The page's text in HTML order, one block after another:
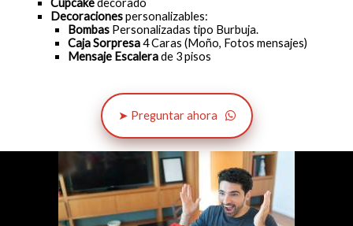
Decoracionespersonalizables:
BombasPersonalizadas tipo Burbuja.
Caja Sorpresa4 Caras (Moño, Fotos mensajes)
Mensaje Escalerade 3 pisos
➤ Preguntar ahora